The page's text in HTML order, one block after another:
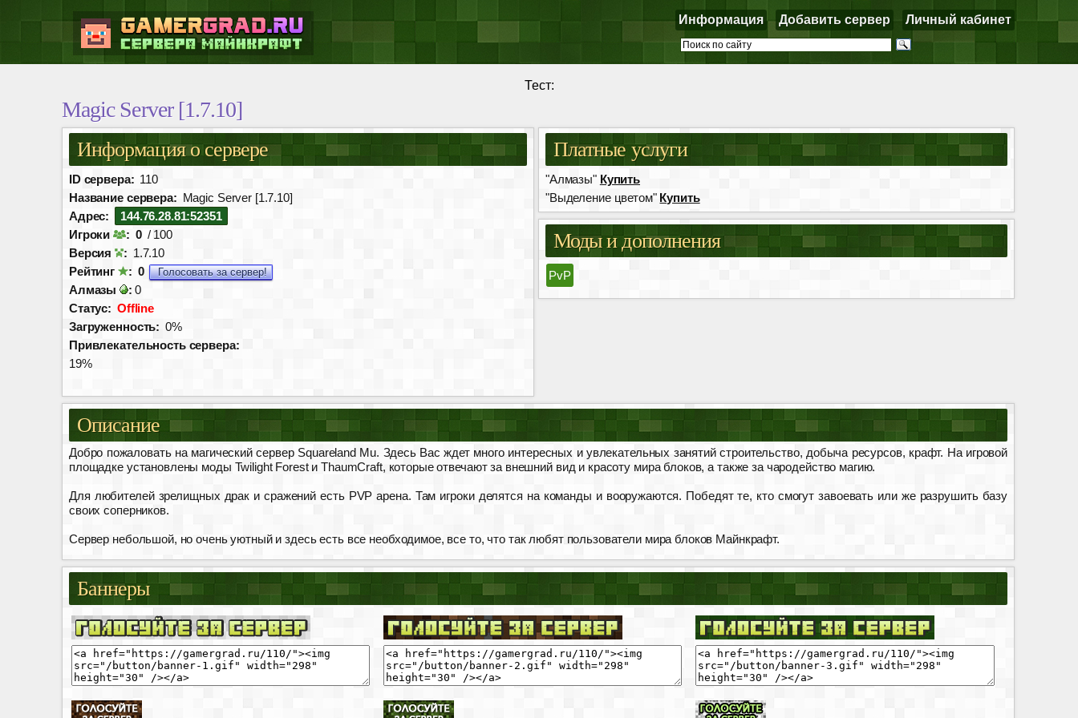
Информация Добавить сервер Личный кабинет
Тест:
Magic Server [1.7.10]
Информация о сервере
ID сервера: 110
Название сервера: Magic Server [1.7.10]
Адрес:
144.76.28.81:52351
Игроки
: 0 / 100
Версия
: 1.7.10
Рейтинг
: 0 Голосовать за сервер!
Алмазы : 0
Статус: Offline
Загруженность: 0%
Привлекательность сервера:
19%
Платные услуги
"Алмазы" Купить
"Выделение цветом" Купить
Моды и дополнения
PvP
Описание
Добро пожаловать на магический сервер Squareland Mu. Здесь Вас ждет много интересных и увлекательных занятий строительство, добыча ресурсов, крафт. На игровой
площадке установлены моды Twilight Forest и ThaumCraft, которые отвечают за внешний вид и красоту мира блоков, а также за чародейство магию.
Для любителей зрелищных драк и сражений есть PVP арена. Там игроки делятся на команды и вооружаются. Победят те, кто смогут завоевать или же разрушить базу
своих соперников.
Сервер небольшой, но очень уютный и здесь есть все необходимое, все то, что так любят пользователи мира блоков Майнкрафт.
Баннеры